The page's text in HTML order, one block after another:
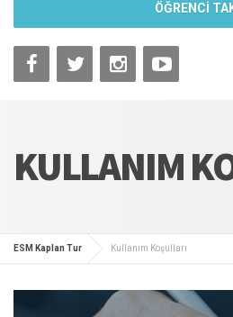
ÖĞRENCİ
KULLANIM
ESM Kaplan Tur Kullanım Koşulları